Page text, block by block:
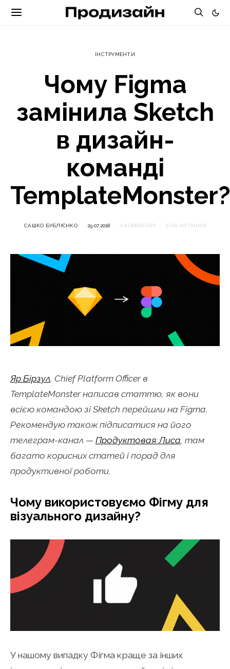
ІНСТРУМЕНТИ
Чому Figma
замінила Sketch
в дизайн-
команді
TemplateMonster?
САШКО БУБЛІЄНКО 29.07.2018 2 КОМЕНТАРІ 6 ХВ ЧИТАННЯ
Яр Бірзул , Chief Platform Officer в
TemplateMonster написав статтю, як вони
всією командою зі Sketch перейшли на Figma.
Рекомендую також підписатися на його
телеграм-канал — Продуктовая Лиса , там
багато корисних статей і порад для
продуктивної роботи.
Чому використовуємо Фігму для
візуального дизайну?
У нашому випадку Фігма краще за інших